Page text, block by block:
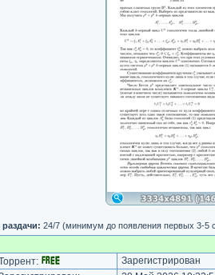
24/7 (минимум до появления первых 3-5
Зарегистрирован